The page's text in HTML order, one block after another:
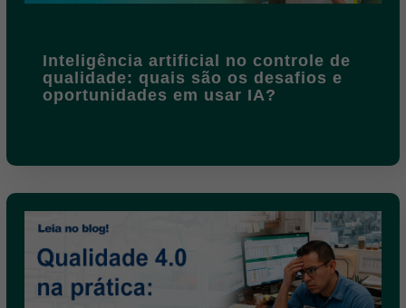
Inteligência artificial no controle de
qualidade: quais são os desafios e
oportunidades em usar IA?